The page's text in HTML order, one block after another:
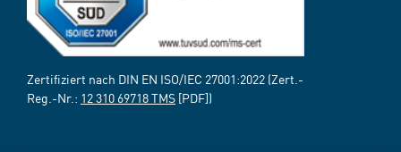
Zertifiziert nach DIN EN ISO/IEC 27001:2022 (Zert.-
Reg.-Nr.: 12 310 69718 TMS [PDF])